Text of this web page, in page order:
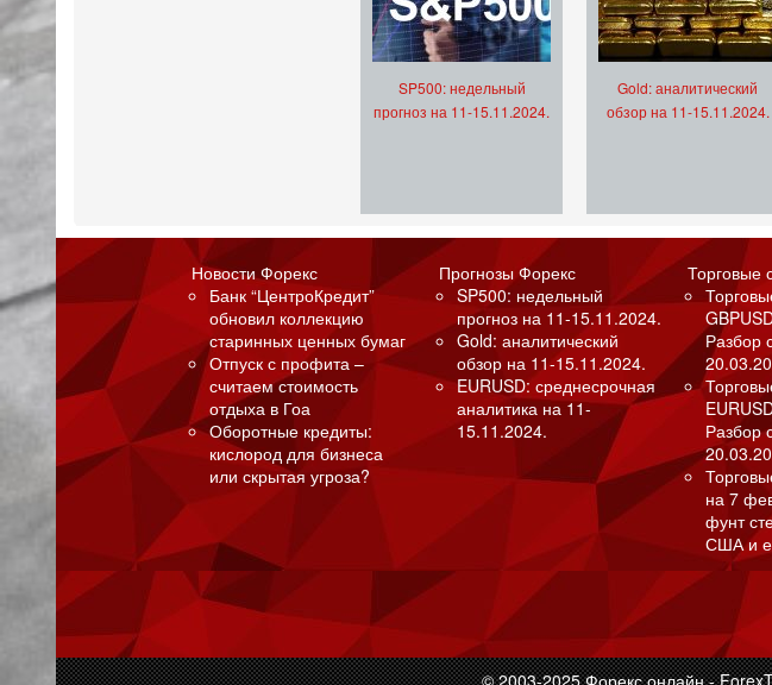
SP500: недельный
прогноз на 11-15.11.2024.
Gold: аналитический
обзор на 11-15.11.2024.
Новости Форекс
Банк “ЦентроКредит”
обновил коллекцию
старинных ценных бумаг
Отпуск с профита –
считаем стоимость
отдыха в Гоа
Оборотные кредиты:
кислород для бизнеса
или скрытая угроза?
Прогнозы Форекс
SP500: недельный
прогноз на 11-15.11.2024.
Gold: аналитический
обзор на 11-15.11.2024.
EURUSD: среднесрочная
аналитика на 11-
15.11.2024.
Торговые
Разбор
Разбор
на 7
фунт
США и